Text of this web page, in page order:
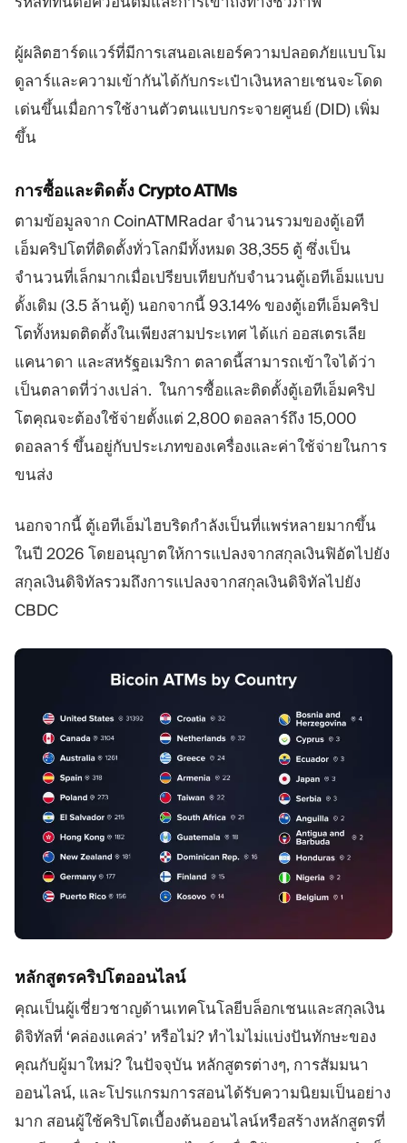
ผู้ผลิตฮาร์ดแวร์ที่มีการเสนอเลเยอร์ความปลอดภัยแบบโม
ดูลาร์และความเข้ากันได้กับกระเป๋าเงินหลายเชนจะโดด
เด่นขึ้นเมื่อการใช้งานตัวตนแบบกระจายศูนย์ (DID) เพิ่ม
ขึ้น
การซื้อและติดตั้ง Crypto ATMs
ตามข้อมูลจาก CoinATMRadar จำนวนรวมของตู้เอที
เอ็มคริปโตที่ติดตั้งทั่วโลกมีทั้งหมด 38,355 ตู้ ซึ่งเป็น
จำนวนที่เล็กมากเมื่อเปรียบเทียบกับจำนวนตู้เอทีเอ็มแบบ
ดั้งเดิม (3.5 ล้านตู้) นอกจากนี้ 93.14% ของตู้เอทีเอ็มคริป
โตทั้งหมดติดตั้งในเพียงสามประเทศ ได้แก่ ออสเตรเลีย
แคนาดา และสหรัฐอเมริกา ตลาดนี้สามารถเข้าใจได้ว่า
เป็นตลาดที่ว่างเปล่า. ในการซื้อและติดตั้งตู้เอทีเอ็มคริป
โตคุณจะต้องใช้จ่ายตั้งแต่ 2,800 ดอลลาร์ถึง 15,000
ดอลลาร์ ขึ้นอยู่กับประเภทของเครื่องและค่าใช้จ่ายในการ
ขนส่ง
นอกจากนี้ ตู้เอทีเอ็มไฮบริดกำลังเป็นที่แพร่หลายมากขึ้น
ในปี 2026 โดยอนุญาตให้การแปลงจากสกุลเงินฟิอัตไปยัง
สกุลเงินดิจิทัลรวมถึงการแปลงจากสกุลเงินดิจิทัลไปยัง
CBDC
หลักสูตรคริปโตออนไลน์
คุณเป็นผู้เชี่ยวชาญด้านเทคโนโลยีบล็อกเชนและสกุลเงิน
ดิจิทัลที่ ‘คล่องแคล่ว’ หรือไม่? ทำไมไม่แบ่งปันทักษะของ
คุณกับผู้มาใหม่? ในปัจจุบัน หลักสูตรต่างๆ, การสัมมนา
ออนไลน์, และโปรแกรมการสอนได้รับความนิยมเป็นอย่าง
มาก สอนผู้ใช้คริปโตเบื้องต้นออนไลน์หรือสร้างหลักสูตรที่